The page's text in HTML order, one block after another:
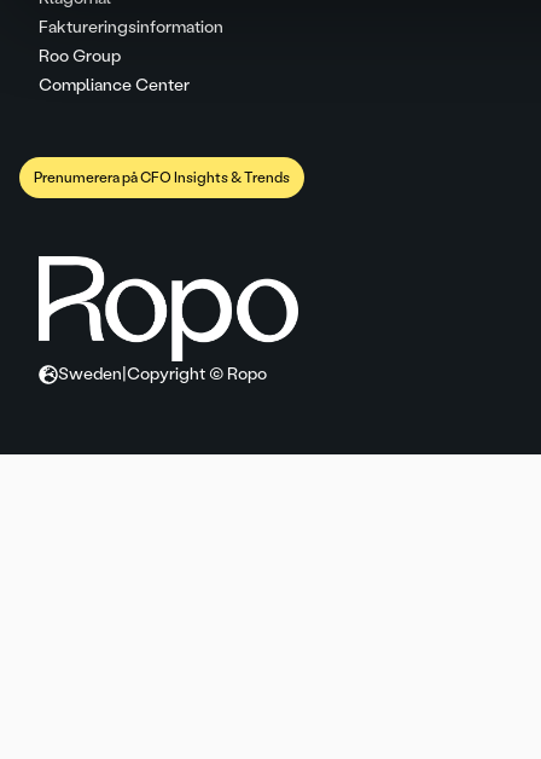
Faktureringsinformation
Roo Group
Compliance Center
Prenumerera på CFO Insights & Trends
Sweden Copyright © Ropo